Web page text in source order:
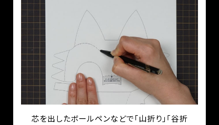
芯を出したボールペンなどで「山折り」「谷折